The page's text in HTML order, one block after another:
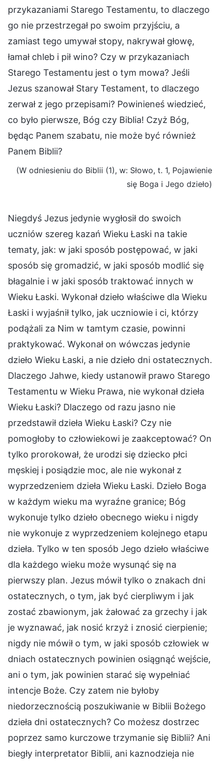
przykazaniami Starego Testamentu, to dlaczego
go nie przestrzegał po swoim przyjściu, a
zamiast tego umywał stopy, nakrywał głowę,
łamał chleb i pił wino? Czy w przykazaniach
Starego Testamentu jest o tym mowa? Jeśli
Jezus szanował Stary Testament, to dlaczego
zerwał z jego przepisami? Powinieneś wiedzieć,
co było pierwsze, Bóg czy Biblia! Czyż Bóg,
będąc Panem szabatu, nie może być również
Panem Biblii?
(W odniesieniu do Biblii (1), w: Słowo, t. 1, Pojawienie
się Boga i Jego dzieło)
Niegdyś Jezus jedynie wygłosił do swoich
uczniów szereg kazań Wieku Łaski na takie
tematy, jak: w jaki sposób postępować, w jaki
sposób się gromadzić, w jaki sposób modlić się
błagalnie i w jaki sposób traktować innych w
Wieku Łaski. Wykonał dzieło właściwe dla Wieku
Łaski i wyjaśnił tylko, jak uczniowie i ci, którzy
podążali za Nim w tamtym czasie, powinni
praktykować. Wykonał on wówczas jedynie
dzieło Wieku Łaski, a nie dzieło dni ostatecznych.
Dlaczego Jahwe, kiedy ustanowił prawo Starego
Testamentu w Wieku Prawa, nie wykonał dzieła
Wieku Łaski? Dlaczego od razu jasno nie
przedstawił dzieła Wieku Łaski? Czy nie
pomogłoby to człowiekowi je zaakceptować? On
tylko prorokował, że urodzi się dziecko płci
męskiej i posiądzie moc, ale nie wykonał z
wyprzedzeniem dzieła Wieku Łaski. Dzieło Boga
w każdym wieku ma wyraźne granice; Bóg
wykonuje tylko dzieło obecnego wieku i nigdy
nie wykonuje z wyprzedzeniem kolejnego etapu
dzieła. Tylko w ten sposób Jego dzieło właściwe
dla każdego wieku może wysunąć się na
pierwszy plan. Jezus mówił tylko o znakach dni
ostatecznych, o tym, jak być cierpliwym i jak
zostać zbawionym, jak żałować za grzechy i jak
je wyznawać, jak nosić krzyż i znosić cierpienie;
nigdy nie mówił o tym, w jaki sposób człowiek w
dniach ostatecznych powinien osiągnąć wejście,
ani o tym, jak powinien starać się wypełniać
intencje Boże. Czy zatem nie byłoby
niedorzecznością poszukiwanie w Biblii Bożego
dzieła dni ostatecznych? Co możesz dostrzec
poprzez samo kurczowe trzymanie się Biblii? Ani
biegły interpretator Biblii, ani kaznodzieja nie